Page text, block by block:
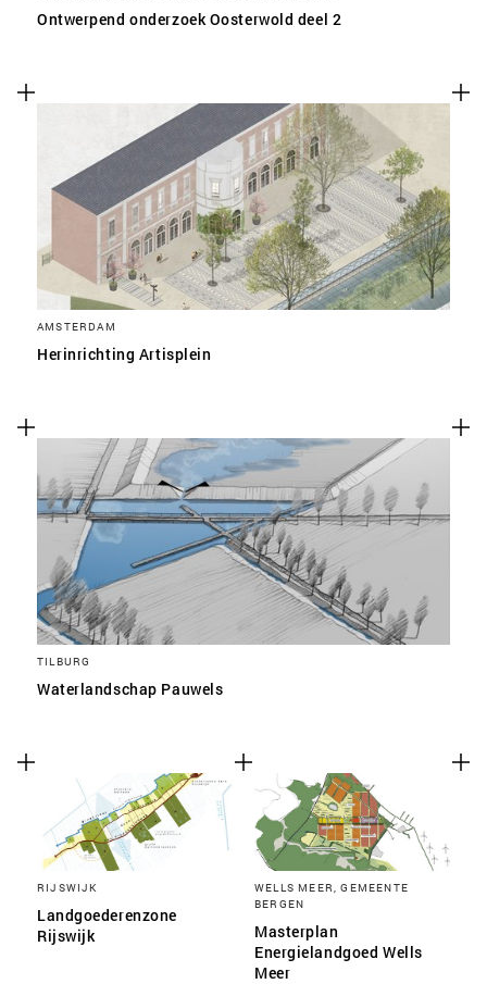
Ontwerpend onderzoek Oosterwold deel 2
AMSTERDAM
Herinrichting Artisplein
TILBURG
Waterlandschap Pauwels
RIJSWIJK
Landgoederenzone
Rijswijk
WELLS MEER, GEMEENTE
BERGEN
Masterplan
Energielandgoed Wells
Meer